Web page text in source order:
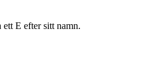
E efter sitt namn.